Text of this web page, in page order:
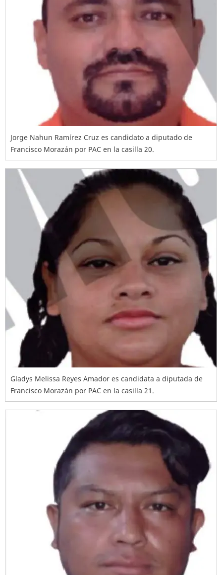
Jorge Nahun Ramírez Cruz es candidato a diputado de
Francisco Morazán por PAC en la casilla 20.
Gladys Melissa Reyes Amador es candidata a diputada de
Francisco Morazán por PAC en la casilla 21.